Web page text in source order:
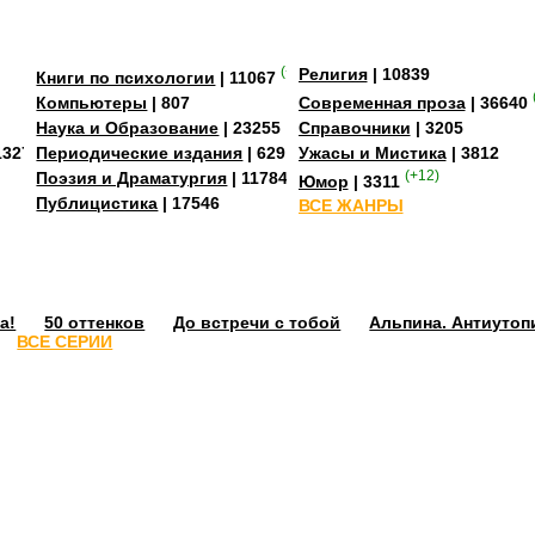
Книги по психологии | 11067 (+3)
Компьютеры | 807
Наука и Образование | 23255
Периодические издания | 629
Поэзия и Драматургия | 11784
Публицистика | 17546
Религия| 10839
Современная проза| 36640
Справочники | 3205
Ужасы и Мистика| 3812
Юмор | 3311 (+12)
ВСЕ ЖАНРЫ
50 оттенков До встречи с тобой
Альпина.
ВСЕ СЕРИИ